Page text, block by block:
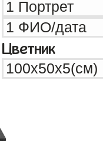
Цветник